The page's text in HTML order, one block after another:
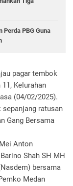
Perda PBG Guna
pagar tembok
Kelurahan
(04/02/2025).
sepanjang ratusan
Gang Bersama
Anton
Shah SH MH
bersama
Medan